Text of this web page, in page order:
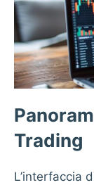
Trading
L’interfaccia